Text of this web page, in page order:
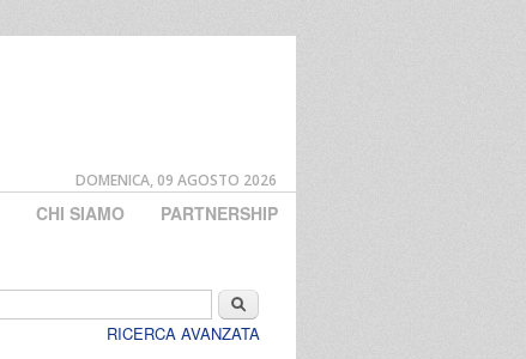
DOMENICA, 09 AGOSTO 2026
CHI SIAMO PARTNERSHIP
Cerca
RICERCA AVANZATA